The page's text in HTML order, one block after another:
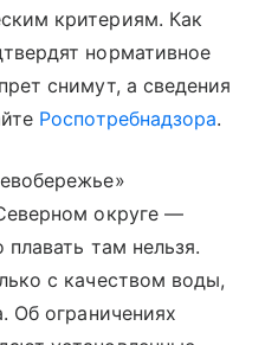
критериям. Как
нормативное
снимут, а сведения
Роспотребнадзора.
округе —
там нельзя.
с качеством воды,
Об ограничениях